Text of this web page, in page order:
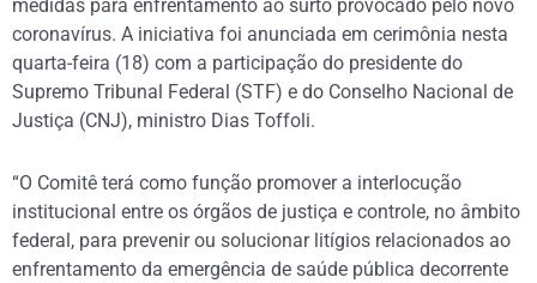
medidas para enfrentamento ao surto provocado pelo novo
coronavírus. A iniciativa foi anunciada em cerimônia nesta
quarta-feira (18) com a participação do presidente do
Supremo Tribunal Federal (STF) e do Conselho Nacional de
Justiça (CNJ), ministro Dias Toffoli.
“O Comitê terá como função promover a interlocução
institucional entre os órgãos de justiça e controle, no âmbito
federal, para prevenir ou solucionar litígios relacionados ao
enfrentamento da emergência de saúde pública decorrente